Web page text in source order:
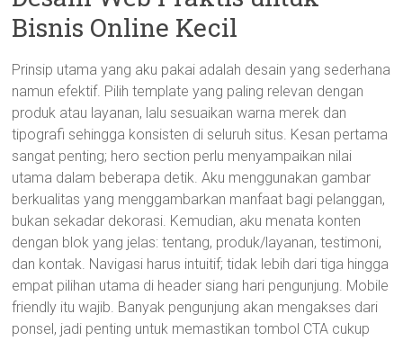
Bisnis Online Kecil
Prinsip utama yang aku pakai adalah desain yang sederhana
namun efektif. Pilih template yang paling relevan dengan
produk atau layanan, lalu sesuaikan warna merek dan
tipografi sehingga konsisten di seluruh situs. Kesan pertama
sangat penting; hero section perlu menyampaikan nilai
utama dalam beberapa detik. Aku menggunakan gambar
berkualitas yang menggambarkan manfaat bagi pelanggan,
bukan sekadar dekorasi. Kemudian, aku menata konten
dengan blok yang jelas: tentang, produk/layanan, testimoni,
dan kontak. Navigasi harus intuitif; tidak lebih dari tiga hingga
empat pilihan utama di header siang hari pengunjung. Mobile
friendly itu wajib. Banyak pengunjung akan mengakses dari
ponsel, jadi penting untuk memastikan tombol CTA cukup